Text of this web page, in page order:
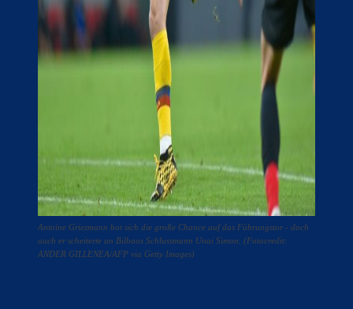
Antoine Griezmann bot sich die große Chance auf das Führungstor - doch
auch er scheiterte an Bilbaos Schlussmann Unai Simon. (Fotocredit:
ANDER GILLENEA/AFP via Getty Images)